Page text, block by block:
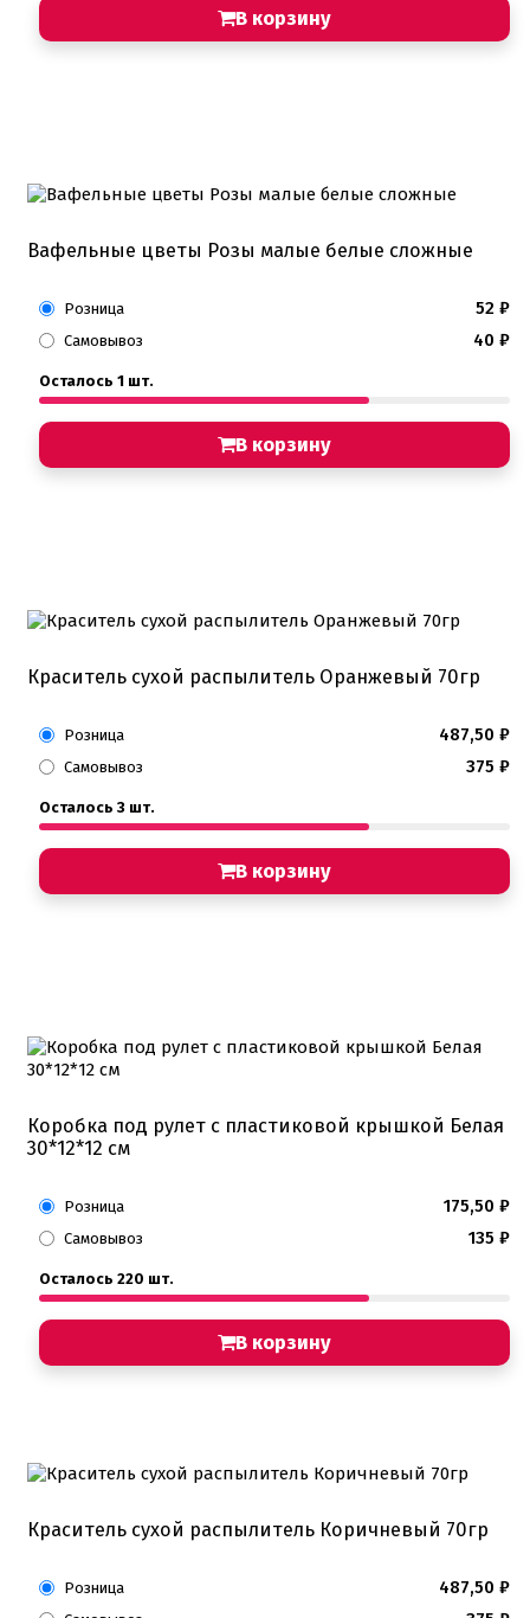
В корзину
Вафельные цветы Розы малые белые сложные
Розница 52 ₽
Самовывоз 40 ₽
Осталось 1 шт.
В корзину
Краситель сухой распылитель Оранжевый 70гр
Розница 487,50 ₽
Самовывоз 375 ₽
Осталось 3 шт.
В корзину
Коробка под рулет с пластиковой крышкой Белая
30*12*12 см
Розница 175,50 ₽
Самовывоз 135 ₽
Осталось 220 шт.
В корзину
Краситель сухой распылитель Коричневый 70гр
Розница 487,50 ₽